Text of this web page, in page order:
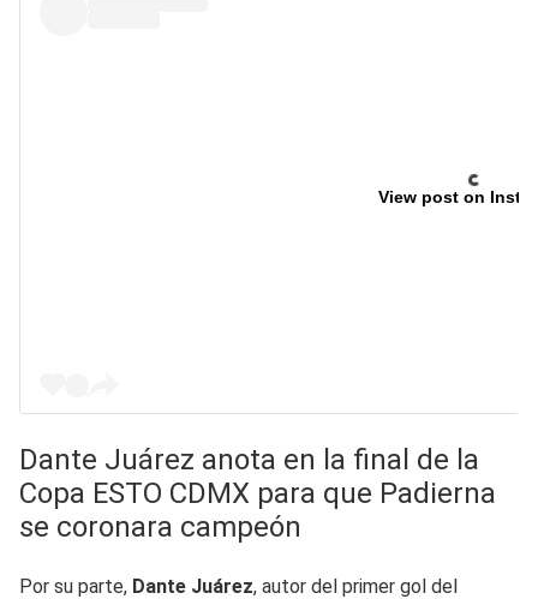
View post on
Dante Juárez anota en la final de la
Copa ESTO CDMX para que Padierna
se coronara campeón
Por su parte, Dante Juárez, autor del primer gol del